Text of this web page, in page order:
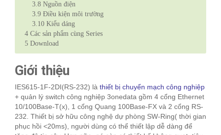
3.8 Nguồn điện
3.9 Điều kiện môi trường
3.10 Kiểu dáng
4 Các sản phẩm cùng Series
5 Download
Giới thiệu
IES615-1F-2DI(RS-232) là thiết bị chuyển mạch công nghiệp
+ quản lý switch công nghiệp 3onedata gồm 4 cổng Ethernet
10/100Base-T(x), 1 cổng Quang 100Base-FX và 2 cổng RS-
232. Thiết bị sở hữu công nghệ dự phòng SW-Ring( thời gian
phục hồi <20ms), người dùng có thể thiết lập dễ dàng để